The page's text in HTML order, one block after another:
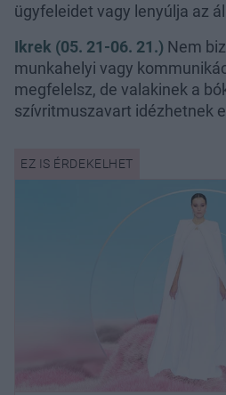
ügyfeleidet vagy lenyúlja az
Ikrek (05. 21-06. 21.) Nem
munkahelyi vagy
megfelelsz, de valakinek a
szívritmuszavart idézhetnek